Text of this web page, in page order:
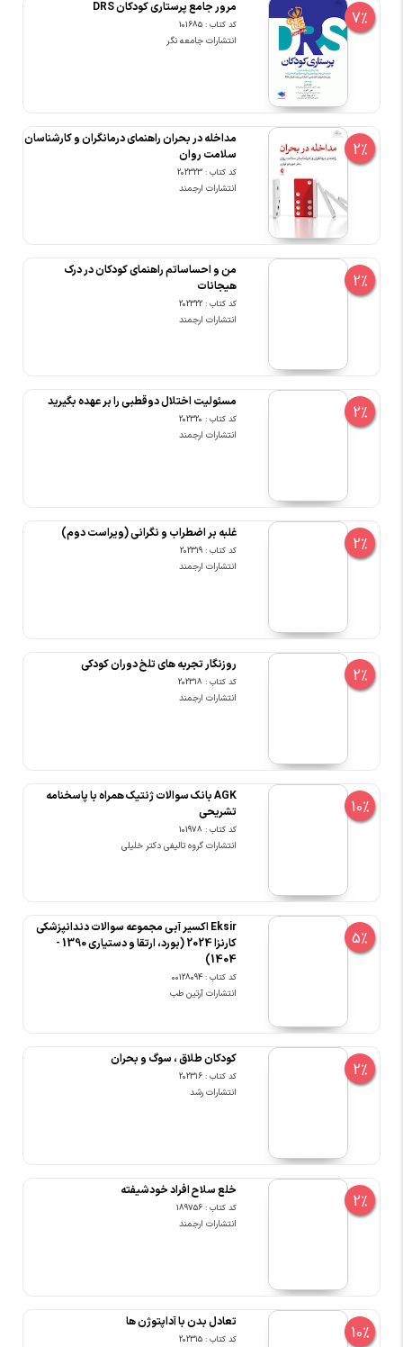
7%
مرور جامع پرستاری کودکان DRS
کد کتاب : 101685
انتشارات جامعه نگر
2%
مداخله در بحران راهنمای درمانگران و کارشناسان
سلامت روان
کد کتاب : 202323
انتشارات ارجمند
2%
من و احساساتم راهنمای کودکان در درک
هیجانات
کد کتاب : 202322
انتشارات ارجمند
2%
مسئولیت اختلال دوقطبی را بر عهده بگیرید
کد کتاب : 202320
انتشارات ارجمند
2%
غلبه بر اضطراب و نگرانی (ویراست دوم)
کد کتاب : 202319
انتشارات ارجمند
2%
روزنگار تجربه های تلخ دوران کودکی
کد کتاب : 202318
انتشارات ارجمند
10%
AGK بانک سوالات ژنتیک همراه با پاسخنامه
تشریحی
کد کتاب : 101978
انتشارات گروه تالیفی دکتر خلیلی
5%
Eksir اکسیر آبی مجموعه سوالات دندانپزشکی
کارنزا 2024 (بورد، ارتقا و دستیاری 1390 -
1404)
کد کتاب : 00128094
انتشارات آرتین طب
2%
کودکان طلاق ، سوگ و بحران
کد کتاب : 202316
انتشارات رشد
2%
خلع سلاح افراد خودشیفته
کد کتاب : 189756
انتشارات ارجمند
10%
تعادل بدن با آداپتوژن ها
کد کتاب : 202315